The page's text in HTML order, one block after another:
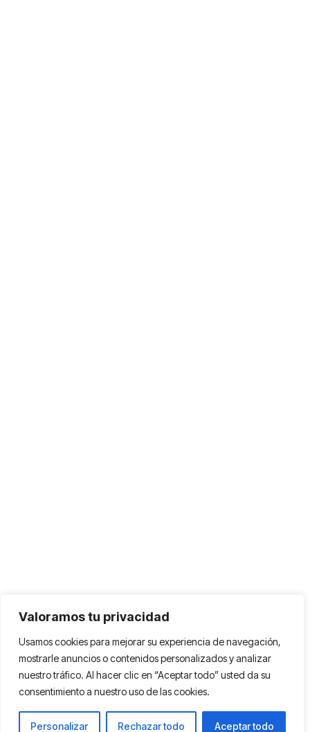
Valoramos tu privacidad
Usamos cookies para mejorar su experiencia de navegación,
mostrarle anuncios o contenidos personalizados y analizar
nuestro tráfico. Al hacer clic en “Aceptar todo” usted da su
consentimiento a nuestro uso de las cookies.
Personalizar Rechazar todo Aceptar todo